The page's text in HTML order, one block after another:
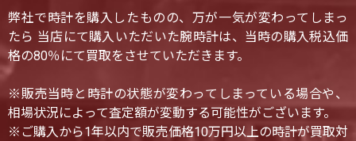
弊社で時計を購入したものの、万が一気が変わってしまっ
たら 当店にて購入いただいた腕時計は、当時の購入税込価
格の80％にて買取をさせていただきます。
※販売当時と時計の状態が変わってしまっている場合や、
相場状況によって査定額が変動する可能性がございます。
※ご購入から1年以内で販売価格10万円以上の時計が買取対